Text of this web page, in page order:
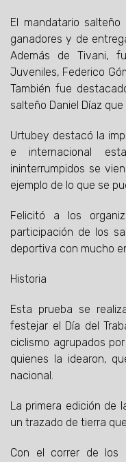
El mandatario
ganadores y de
Además de Tivani,
Juveniles, Federico
También fue
salteño Daniel Díaz
Urtubey destacó la
e internacional
ininterrumpidos se
ejemplo de lo que se
Felicitó a los
participación de los
deportiva con mucho
Historia
Esta prueba se
festejar el Día del
ciclismo agrupados
quienes la idearon,
nacional.
La primera edición de
un trazado de tierra
Con el correr de los